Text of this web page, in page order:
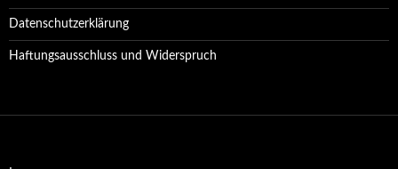
Datenschutzerklärung
Haftungsausschluss und Widerspruch